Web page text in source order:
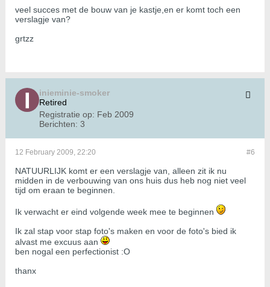
veel succes met de bouw van je kastje,en er komt toch een
verslagje van?
grtzz
inieminie-smoker
Retired
Registratie op: Feb 2009
Berichten: 3
#6
12 February 2009, 22:20
NATUURLIJK komt er een verslagje van, alleen zit ik nu
midden in de verbouwing van ons huis dus heb nog niet veel
tijd om eraan te beginnen.
Ik verwacht er eind volgende week mee te beginnen
Ik zal stap voor stap foto's maken en voor de foto's bied ik
alvast me excuus aan
ben nogal een perfectionist :O
thanx